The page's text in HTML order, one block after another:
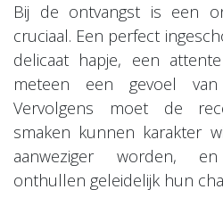
Bij de ontvangst is een
cruciaal. Een perfect
delicaat hapje, een
meteen een gevoel
Vervolgens moet de
smaken kunnen karakter
aanweziger worden,
onthullen geleidelijk hun